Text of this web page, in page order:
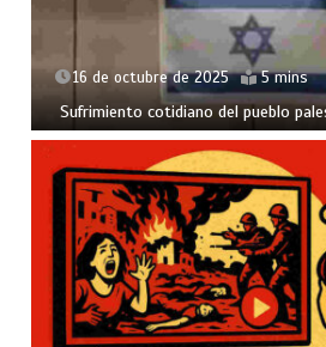
16 de octubre de 2025 5 mins
Sufrimiento cotidiano del pueblo